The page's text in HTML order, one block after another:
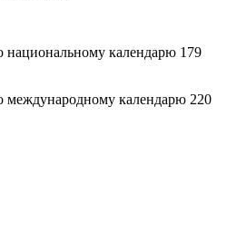
национальному календарю 179
международному календарю 220